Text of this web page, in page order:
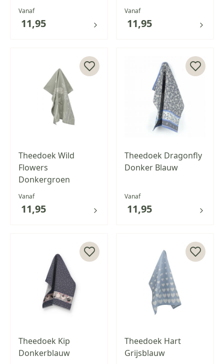
Vanaf
11,95
Vanaf
11,95
Theedoek Wild
Flowers
Donkergroen
Vanaf
11,95
Theedoek Dragonfly
Donker Blauw
Vanaf
11,95
Theedoek Kip
Donkerblauw
Theedoek Hart
Grijsblauw